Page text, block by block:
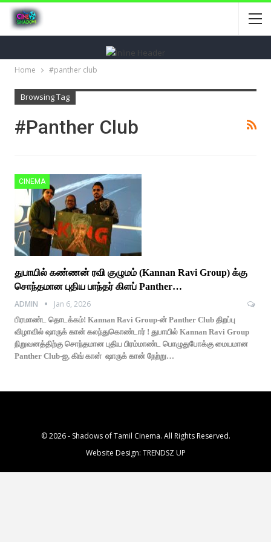
Home #panther club
Browsing Tag
#panther Club
CINEMA
துபாயில் கண்ணன் ரவி குழுமம் (Kannan Ravi Group) க்கு
சொந்தமான புதிய பாந்தர் கிளப் Panther…
ADMIN
Jan 6, 2026
பிரமாண்ட தொடக்கம்! Kannan Ravi Group-ன் Panther Club திறப்பு
விழாவில் ஷாருக் கான் கலந்துகொண்டார் ! துபாயில் Kannan Ravi Group
நிறுவனத்திற்கு சொந்தமான புதிய பிரம்மாண்ட பொழுதுபோக்கு மையமான
Panther Club-ஐ, கிங் கான் ஷாருக் கான் நேற்று…
© 2026 - Shadows of Tamil Cinema. All Rights Reserved.
Website Design: TRENDSZ UP